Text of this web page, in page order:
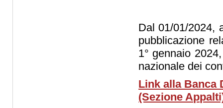
Dal 01/01/2024,
pubblicazione
1° gennaio
nazionale dei
Link alla Banca
(Sezione